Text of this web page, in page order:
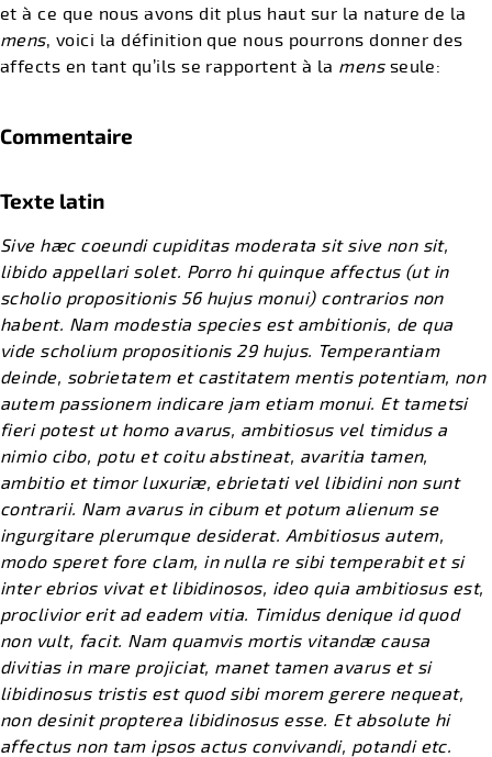
et à ce que nous avons dit plus haut sur la nature de la
mens, voici la définition que nous pourrons donner des
affects en tant qu’ils se rapportent à la mensseule:
Commentaire
Texte latin
Sive hæc coeundi cupiditas moderata sit sive non sit,
libido appellari solet. Porro hi quinque affectus (ut in
scholio propositionis 56 hujus monui) contrarios non
habent. Nam modestia species est ambitionis, de qua
vide scholium propositionis 29 hujus. Temperantiam
deinde, sobrietatem et castitatem mentis potentiam, non
autem passionem indicare jam etiam monui. Et tametsi
fieri potest ut homo avarus, ambitiosus vel timidus a
nimio cibo, potu et coitu abstineat, avaritia tamen,
ambitio et timor luxuriæ, ebrietati vel libidini non sunt
contrarii. Nam avarus in cibum et potum alienum se
ingurgitare plerumque desiderat. Ambitiosus autem,
modo speret fore clam, in nulla re sibi temperabit et si
inter ebrios vivat et libidinosos, ideo quia ambitiosus est,
proclivior erit ad eadem vitia. Timidus denique id quod
non vult, facit. Nam quamvis mortis vitandæ causa
divitias in mare projiciat, manet tamen avarus et si
libidinosus tristis est quod sibi morem gerere nequeat,
non desinit propterea libidinosus esse. Et absolute hi
affectus non tam ipsos actus convivandi, potandi etc.